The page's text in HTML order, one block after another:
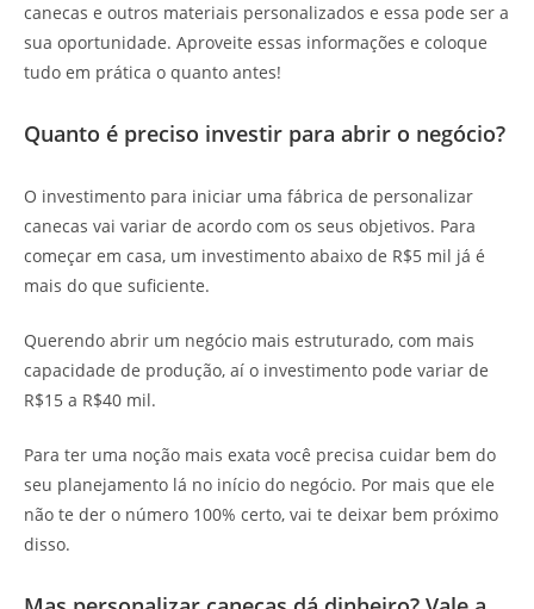
canecas e outros materiais personalizados e essa pode ser a
sua oportunidade. Aproveite essas informações e coloque
tudo em prática o quanto antes!
Quanto é preciso investir para abrir o negócio?
O investimento para iniciar uma fábrica de personalizar
canecas vai variar de acordo com os seus objetivos. Para
começar em casa, um investimento abaixo de R$5 mil já é
mais do que suficiente.
Querendo abrir um negócio mais estruturado, com mais
capacidade de produção, aí o investimento pode variar de
R$15 a R$40 mil.
Para ter uma noção mais exata você precisa cuidar bem do
seu planejamento lá no início do negócio. Por mais que ele
não te der o número 100% certo, vai te deixar bem próximo
disso.